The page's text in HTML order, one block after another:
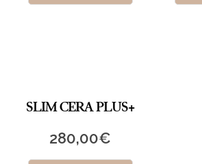
SLIM CERA PLUS+
280,00€